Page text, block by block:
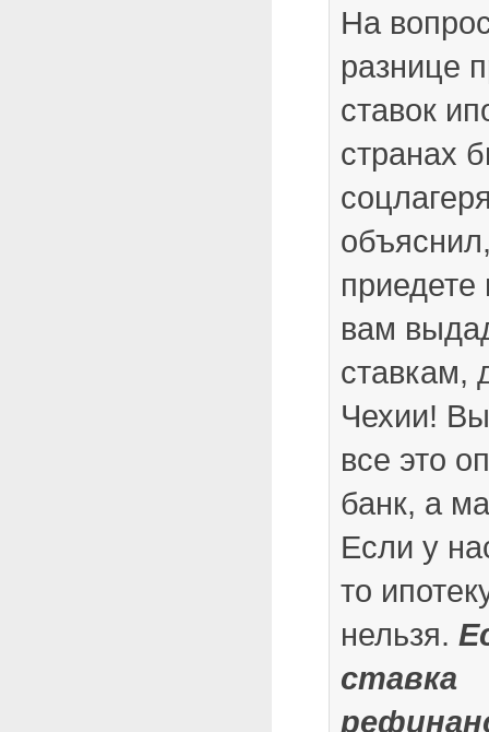
На
разнице
ставок
странах
вам
ставкам,
Чехии!
все это
банк, а
Если у
то
нельзя.
ставка